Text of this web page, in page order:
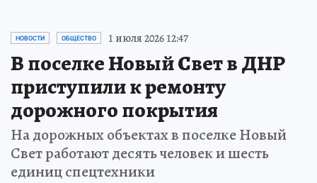
НОВОСТИ ОБЩЕСТВО 1 июля 2026 12:47
В поселке Новый Свет в ДНР
приступили к ремонту
дорожного покрытия
На дорожных объектах в поселке Новый
Свет работают десять человек и шесть
единиц спецтехники